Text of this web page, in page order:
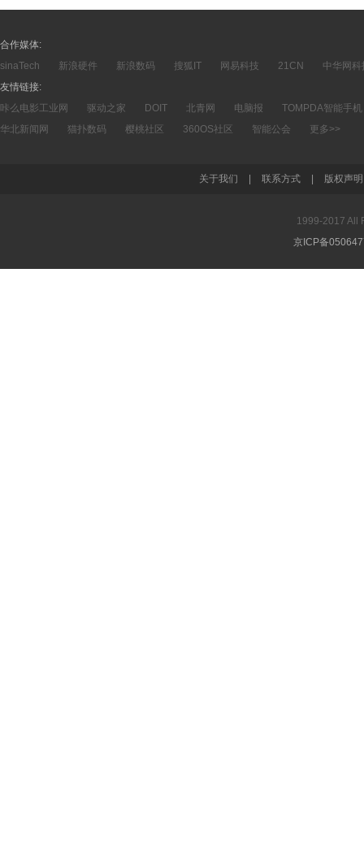
合作媒体:
sinaTech
新浪硬件 新浪数码 搜狐IT 网易科技 21CN
中华网科
友情链接:
咔么电影工业网
驱动之家 DOIT 北青网 电脑报
TOMPDA智能手机
华北新闻网
猫扑数码 樱桃社区 360OS社区 智能公会 更多>>
关于我们 联系方式 版权声明
1999-2017 All
京ICP备